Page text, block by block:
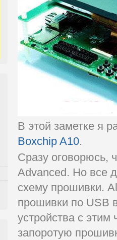
В этой заметке я
Boxchip A10.
Сразу оговорюсь,
Advanced. Но все
схему прошивки.
прошивки по USB
устройства с
запоротую